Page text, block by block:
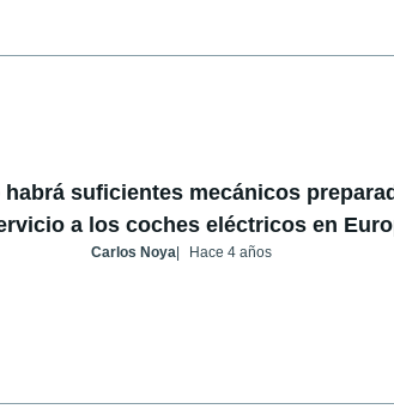
habrá suficientes mecánicos
a los coches eléctricos en
Carlos Noya Hace 4 años